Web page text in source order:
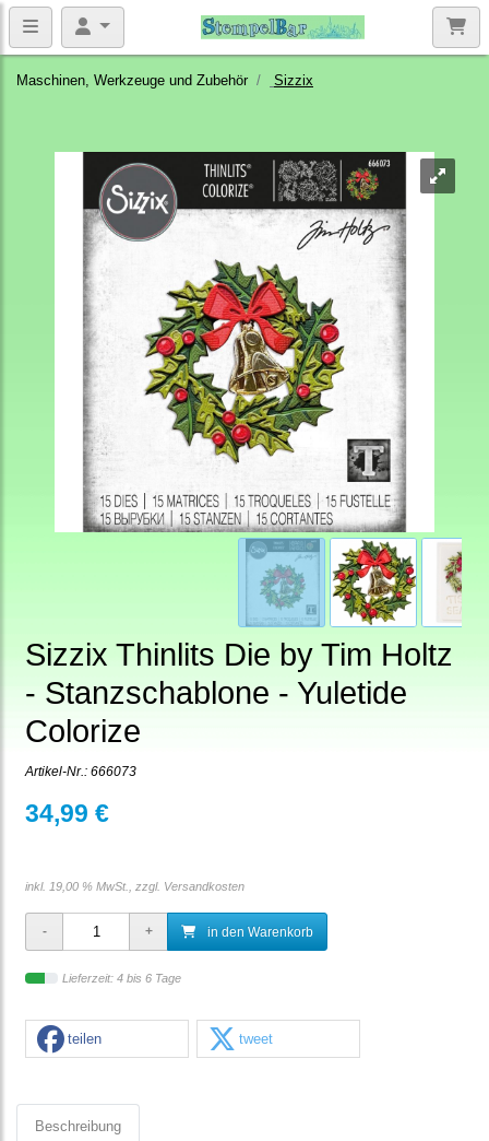
Maschinen, Werkzeuge und Zubehör Sizzix
Sizzix Thinlits Die by Tim Holtz
- Stanzschablone - Yuletide
Colorize
Artikel-Nr.: 666073
34,99 €
inkl. 19,00 % MwSt., zzgl. Versandkosten
in den Warenkorb
Lieferzeit: 4 bis 6 Tage
teilen tweet
Beschreibung